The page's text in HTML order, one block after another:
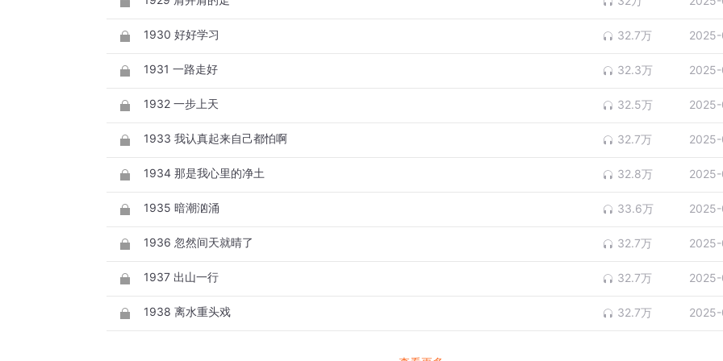
1930 好好学习 32.7万
1931 一路走好 32.3万
1932 一步上天 32.5万
1933 我认真起来自己都怕啊 32.7万
1934 那是我心里的净土 32.8万
1935 暗潮汹涌 33.6万
1936 忽然间天就晴了 32.7万
1937 出山一行 32.7万
1938 离水重头戏 32.7万